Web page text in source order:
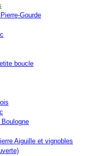
Gourde
boucle
Aiguille et vignobles